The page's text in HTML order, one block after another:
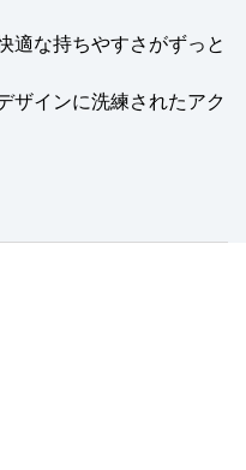
適な持ちやすさがずっと
ザインに洗練されたアク